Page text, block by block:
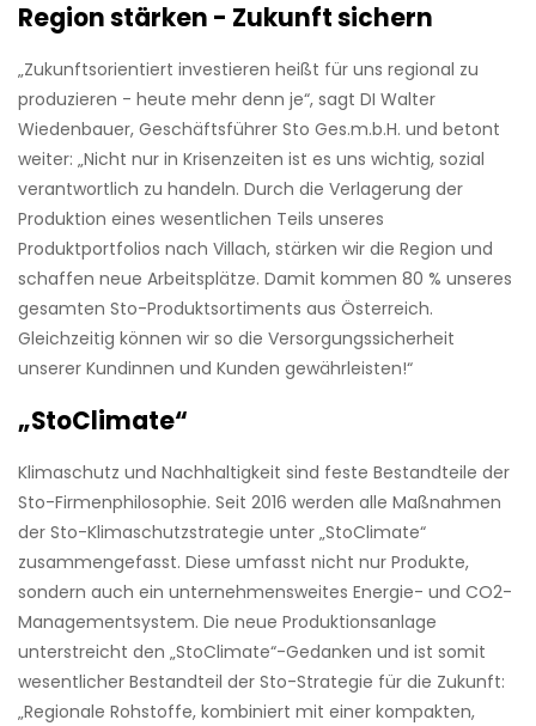
Region stärken - Zukunft sichern
„Zukunftsorientiert investieren heißt für uns regional zu
produzieren - heute mehr denn je“, sagt DI Walter
Wiedenbauer, Geschäftsführer Sto Ges.m.b.H. und betont
weiter: „Nicht nur in Krisenzeiten ist es uns wichtig, sozial
verantwortlich zu handeln. Durch die Verlagerung der
Produktion eines wesentlichen Teils unseres
Produktportfolios nach Villach, stärken wir die Region und
schaffen neue Arbeitsplätze. Damit kommen 80 % unseres
gesamten Sto-Produktsortiments aus Österreich.
Gleichzeitig können wir so die Versorgungssicherheit
unserer Kundinnen und Kunden gewährleisten!“
„StoClimate“
Klimaschutz und Nachhaltigkeit sind feste Bestandteile der
Sto-Firmenphilosophie. Seit 2016 werden alle Maßnahmen
der Sto-Klimaschutzstrategie unter „StoClimate“
zusammengefasst. Diese umfasst nicht nur Produkte,
sondern auch ein unternehmensweites Energie- und CO2-
Managementsystem. Die neue Produktionsanlage
unterstreicht den „StoClimate“-Gedanken und ist somit
wesentlicher Bestandteil der Sto-Strategie für die Zukunft:
„Regionale Rohstoffe, kombiniert mit einer kompakten,